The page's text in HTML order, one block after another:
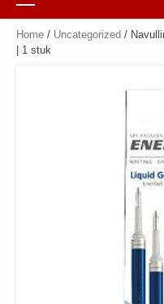
menu
Home / Uncategorized /
| 1 stuk